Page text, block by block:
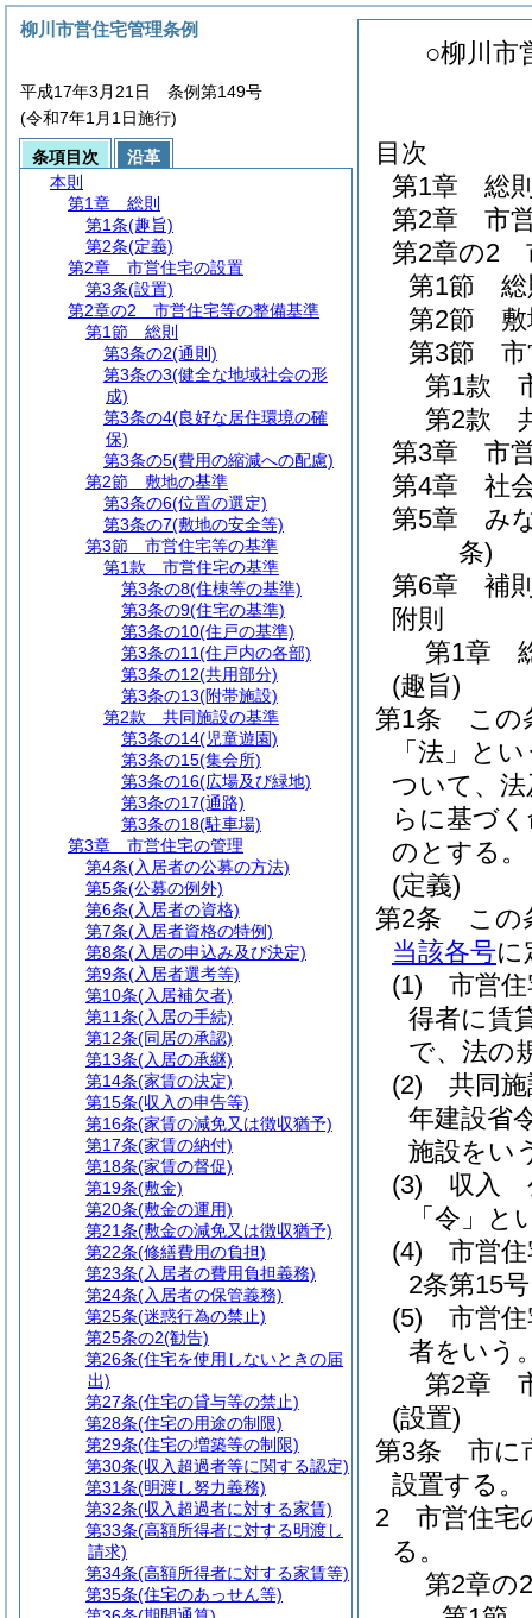
○柳川市
目次
第1章
総
第2章
市
第2章の2
第1節
第2節
第3節
第1款
第2款
第3章
市
第4章
社
第5章
み
条)
第6章
補
附則
第1章
(趣旨)
第1条
この
「法」と
ついて、
らに基づ
のとする。
(定義)
第2条
この
当該各号に
(1)
市営
得者に賃
で、法の
(2)
共同
年建設省
施設をい
(3)
収入
「令」と
(4)
市営
2条第15
(5)
市営
者をいう
第2章
(設置)
第3条
市に
設置する。
2
市営住宅
る。
第2章の2
柳川市営住宅管理条例
平成17年3月21日 条例第149号
(令和7年1月1日施行)
条項目次
沿革
本則
第1章
総則
第1条(趣旨)
第2条(定義)
第2章
市営住宅の設置
第3条(設置)
第2章の2
市営住宅等の整備基準
第1節
総則
第3条の2(通則)
第3条の3(健全な地域社会の形
成)
第3条の4(良好な居住環境の確
保)
第3条の5(費用の縮減への配慮)
第2節
敷地の基準
第3条の6(位置の選定)
第3条の7(敷地の安全等)
第3節
市営住宅等の基準
第1款
市営住宅の基準
第3条の8(住棟等の基準)
第3条の9(住宅の基準)
第3条の10(住戸の基準)
第3条の11(住戸内の各部)
第3条の12(共用部分)
第3条の13(附帯施設)
第2款
共同施設の基準
第3条の14(児童遊園)
第3条の15(集会所)
第3条の16(広場及び緑地)
第3条の17(通路)
第3条の18(駐車場)
第3章
市営住宅の管理
第4条(入居者の公募の方法)
第5条(公募の例外)
第6条(入居者の資格)
第7条(入居者資格の特例)
第8条(入居の申込み及び決定)
第9条(入居者選考等)
第10条(入居補欠者)
第11条(入居の手続)
第12条(同居の承認)
第13条(入居の承継)
第14条(家賃の決定)
第15条(収入の申告等)
第16条(家賃の減免又は徴収猶予)
第17条(家賃の納付)
第18条(家賃の督促)
第19条(敷金)
第20条(敷金の運用)
第21条(敷金の減免又は徴収猶予)
第22条(修繕費用の負担)
第23条(入居者の費用負担義務)
第24条(入居者の保管義務)
第25条(迷惑行為の禁止)
第25条の2(勧告)
第26条(住宅を使用しないときの届
出)
第27条(住宅の貸与等の禁止)
第28条(住宅の用途の制限)
第29条(住宅の増築等の制限)
第30条(収入超過者等に関する認定)
第31条(明渡し努力義務)
第32条(収入超過者に対する家賃)
第33条(高額所得者に対する明渡し
請求)
第34条(高額所得者に対する家賃等)
第35条(住宅のあっせん等)